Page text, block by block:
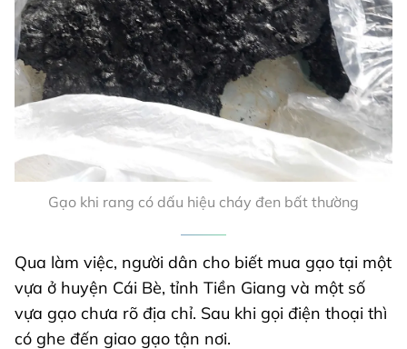
Gạo khi rang có dấu hiệu cháy đen bất thường
Qua làm việc, người dân cho biết mua gạo tại một
vựa ở huyện Cái Bè, tỉnh Tiền Giang và một số
vựa gạo chưa rõ địa chỉ. Sau khi gọi điện thoại thì
có ghe đến giao gạo tận nơi.